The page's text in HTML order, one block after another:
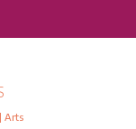
Arts